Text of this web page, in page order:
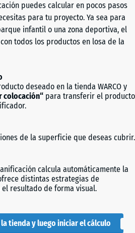
puedes calcular en pocos pasos
para tu proyecto. Ya sea para
infantil o una zona deportiva, el
todos los productos en losa de la
deseado en la tienda WARCO y
colocación“ para transferir el producto
de la superficie que deseas cubrir.
calcula automáticamente la
distintas estrategias de
resultado de forma visual.
tienda y luego iniciar el cálculo